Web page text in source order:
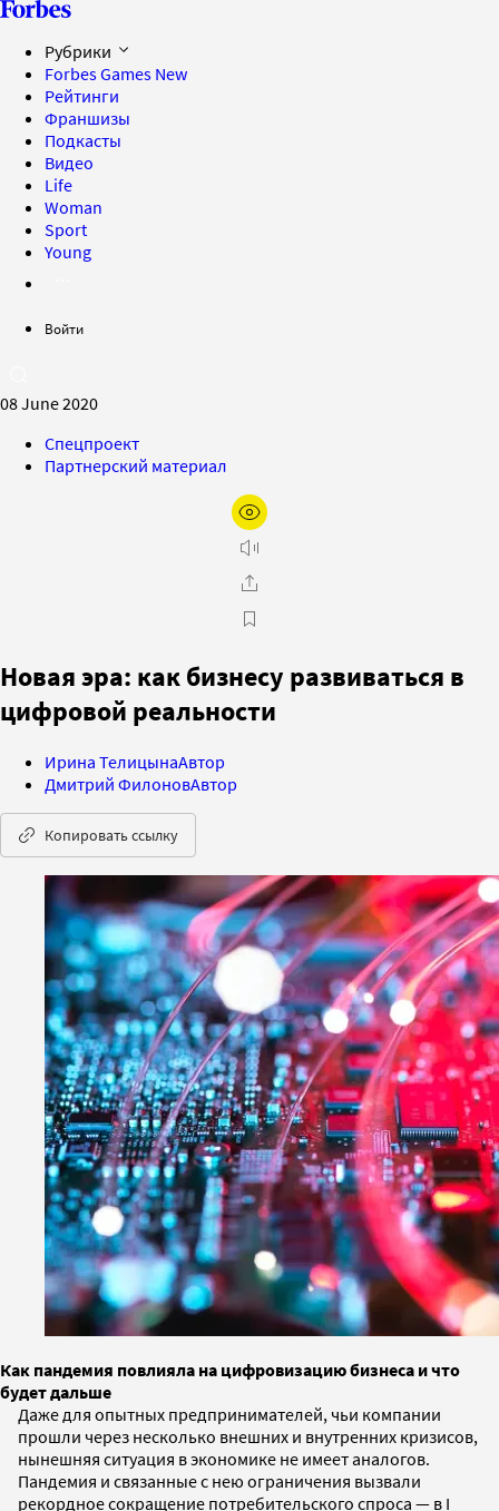
Рубрики
Forbes Games New
Рейтинги
Франшизы
Подкасты
Видео
Life
Woman
Sport
Young
Войти
08 June 2020
Спецпроект
Партнерский материал
Новая эра: как бизнесу развиваться в
цифровой реальности
Ирина ТелицынаАвтор
Дмитрий ФилоновАвтор
Копировать ссылку
Как пандемия повлияла на цифровизацию бизнеса и что
будет дальше
Даже для опытных предпринимателей, чьи компании
прошли через несколько внешних и внутренних кризисов,
нынешняя ситуация в экономике не имеет аналогов.
Пандемия и связанные с нею ограничения вызвали
рекордное сокращение потребительского спроса — в I